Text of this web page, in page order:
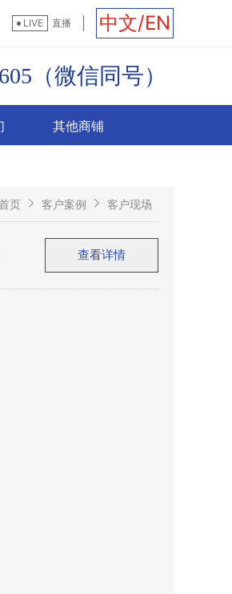
LIVE 直播 中文/EN
（微信同号）
其他商铺
页 客户案例 客户现场
查看详情